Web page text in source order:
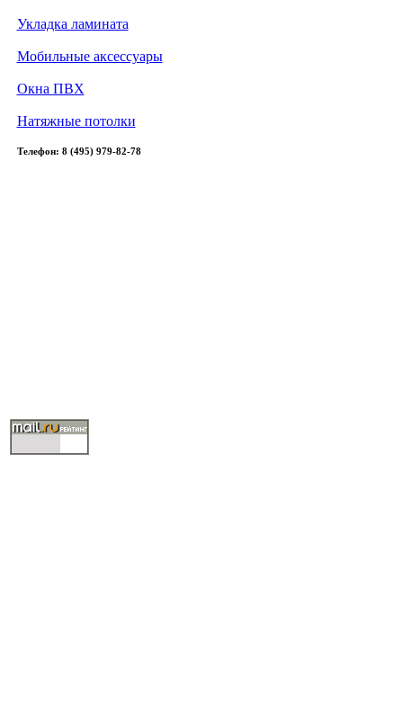
Укладка ламината
Мобильные аксессуары
Окна ПВХ
Натяжные потолки
Телефон: 8 (495) 979-82-78